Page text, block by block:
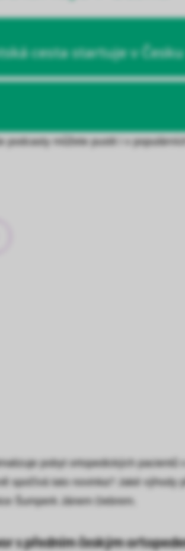
podcasty můžete pustit i v populárních
pobyt ortopedických
spočívá tato novinka? Jaké
Šumperk Jánem Debrem.
s předním českým